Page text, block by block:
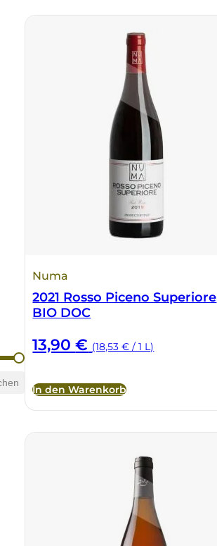
Numa
2021 Rosso Piceno Superiore
BIO DOC
13,90€ (18,53 € / 1 L)
In den Warenkorb